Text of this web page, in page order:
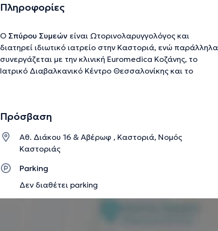
Πληροφορίες
Ο Σπύρου Συμεών είναι Ωτορινολαρυγγολόγος και
διατηρεί ιδιωτικό ιατρείο στην Καστοριά, ενώ παράλληλα
συνεργάζεται με την κλινική Euromedica Κοζάνης, το
Ιατρικό Διαβαλκανικό Κέντρο Θεσσαλονίκης και το
Ωτορινολαρυγγολογία στο «Μποδοσάκειο» Νοσοκομείο
στην Πανεπιστημιακή Ωτορινολαρυγγολογική Κλινική
Tubingen Γερμανίας όπου και πραγματοποίησε
επεμβάσεις όλου του φάσματος της ΩΡΛ, δίνοντας
έμφαση σε επεμβάσεις για τη θεραπεία του ροχαλητού
και της άπνοιας παιδιών και ενήλικων.
Πρόσβαση
Αθ. Διάκου 16 & Αβέρωφ , Καστοριά, Νομός
Καστοριάς
Parking
Δεν διαθέτει parking